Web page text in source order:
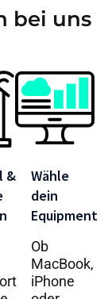
bei uns
&
Wähle
dein
Equipment
Ob
MacBook,
iPhone